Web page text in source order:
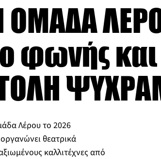
ΟΜΑΔΑ
φωνής
Λέρου το 2026
θεατρικά
καλλιτέχνες από